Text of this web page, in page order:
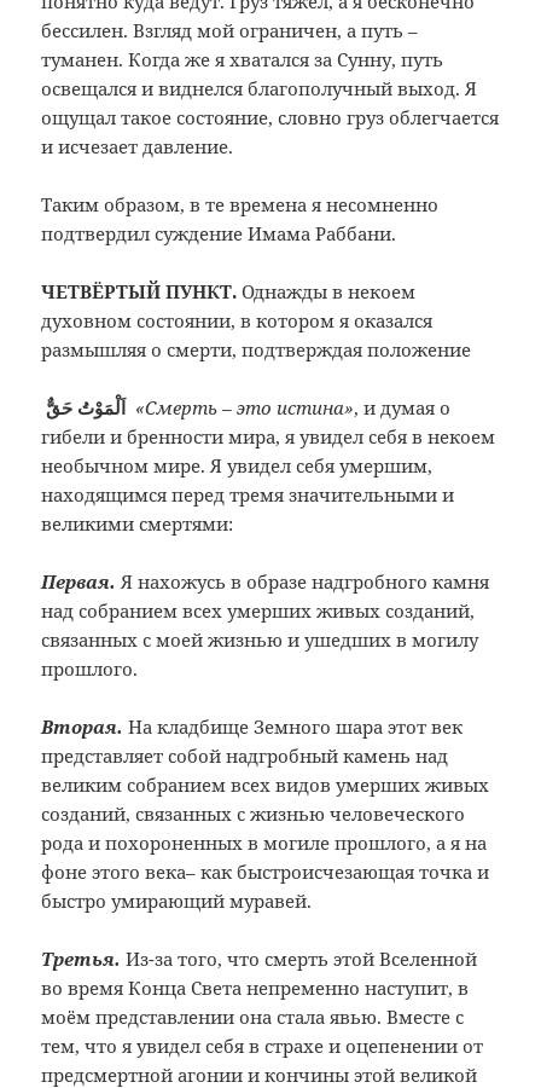
бессилен. Взгляд мой ограничен, а путь –
туманен. Когда же я хватался за Сунну, путь
освещался и виднелся благополучный выход. Я
ощущал такое состояние, словно груз облегчается
и исчезает давление.
Таким образом, в те времена я несомненно
подтвердил суждение Имама Раббани.
ЧЕТВЁРТЫЙ ПУНКТ.Однажды в некоем
духовном состоянии, в котором я оказался
размышляя о смерти, подтверждая положение
اَلْمَوْتُ حَقٌّ «Смерть – это истина», и думая о
гибели и бренности мира, я увидел себя в некоем
необычном мире. Я увидел себя умершим,
находящимся перед тремя значительными и
великими смертями:
Первая. Я нахожусь в образе надгробного камня
над собранием всех умерших живых созданий,
связанных с моей жизнью и ушедших в могилу
прошлого.
Вторая. На кладбище Земного шара этот век
представляет собой надгробный камень над
великим собранием всех видов умерших живых
созданий, связанных с жизнью человеческого
рода и похороненных в могиле прошлого, а я на
фоне этого века– как быстроисчезающая точка и
быстро умирающий муравей.
Третья. Из-за того, что смерть этой Вселенной
во время Конца Света непременно наступит, в
моём представлении она стала явью. Вместе с
тем, что я увидел себя в страхе и оцепенении от
предсмертной агонии и кончины этой великой